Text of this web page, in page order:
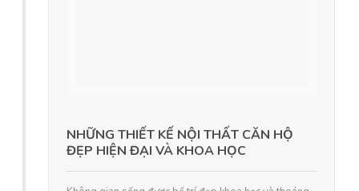
NHỮNG THIẾT KẾ NỘI THẤT CĂN HỘ
ĐẸP HIỆN ĐẠI VÀ KHOA HỌC